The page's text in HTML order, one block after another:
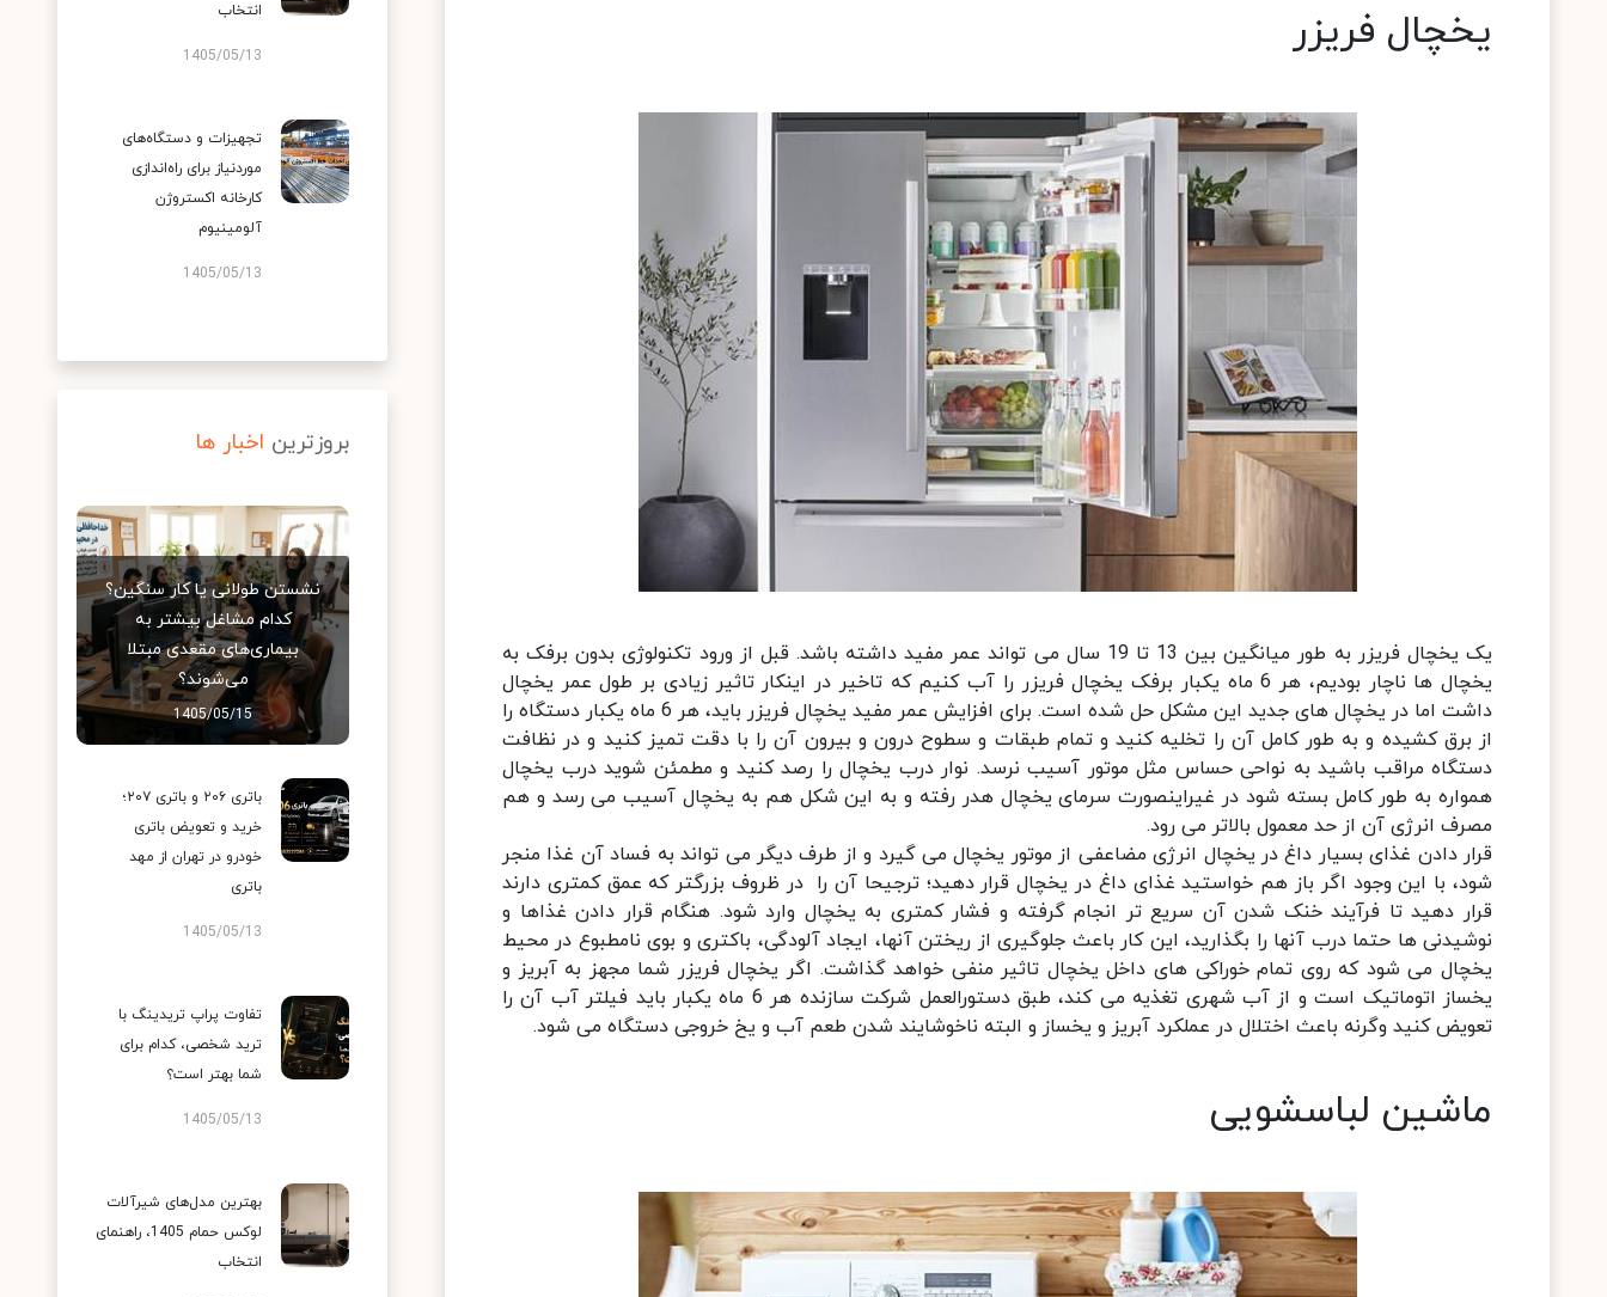
یخچال فریزر
یک یخچال فریزر به طور میانگین بین 13 تا 19 سال می تواند عمر مفید داشته باشد. قبل از ورود تکنولوژی بدون برفک به
یخچال ها ناچار بودیم، هر 6 ماه یکبار برفک یخچال فریزر را آب کنیم که تاخیر در اینکار تاثیر زیادی بر طول عمر یخچال
داشت اما در یخچال های جدید این مشکل حل شده است. برای افزایش عمر مفید یخچال فریزر باید، هر 6 ماه یکبار دستگاه را
از برق کشیده و به طور کامل آن را تخلیه کنید و تمام طبقات و سطوح درون و بیرون آن را با دقت تمیز کنید و در نظافت
دستگاه مراقب باشید به نواحی حساس مثل موتور آسیب نرسد. نوار درب یخچال را رصد کنید و مطمئن شوید درب یخچال
همواره به طور کامل بسته شود در غیراینصورت سرمای یخچال هدر رفته و به این شکل هم به یخچال آسیب می رسد و هم
مصرف انرژی آن از حد معمول بالاتر می رود.
قرار دادن غذای بسیار داغ در یخچال انرژی مضاعفی از موتور یخچال می گیرد و از طرف دیگر می تواند به فساد آن غذا منجر
شود، با این وجود اگر باز هم خواستید غذای داغ در یخچال قرار دهید؛ ترجیحا آن را در ظروف بزرگتر که عمق کمتری دارند
قرار دهید تا فرآیند خنک شدن آن سریع تر انجام گرفته و فشار کمتری به یخچال وارد شود. هنگام قرار دادن غذاها و
نوشیدنی ها حتما درب آنها را بگذارید، این کار باعث جلوگیری از ریختن آنها، ایجاد آلودگی، باکتری و بوی نامطبوع در محیط
یخچال می شود که روی تمام خوراکی های داخل یخچال تاثیر منفی خواهد گذاشت. اگر یخچال فریزر شما مجهز به آبریز و
یخساز اتوماتیک است و از آب شهری تغذیه می کند، طبق دستورالعمل شرکت سازنده هر 6 ماه یکبار باید فیلتر آب آن را
تعویض کنید وگرنه باعث اختلال در عملکرد آبریز و یخساز و البته ناخوشایند شدن طعم آب و یخ خروجی دستگاه می شود.
ماشین لباسشویی
انتخاب
1405/05/13
تجهیزات و دستگاه‌های
موردنیاز برای راه‌اندازی
کارخانه اکستروژن
آلومینیوم
1405/05/13
بروزترین اخبار ها
نشستن طولانی یا کار سنگین؟
کدام مشاغل بیشتر به
بیماری‌های مقعدی مبتلا
می‌شوند؟
1405/05/15
باتری ۲۰۶ و باتری ۲۰۷؛
خرید و تعویض باتری
خودرو در تهران از مهد
باتری
1405/05/13
تفاوت پراپ تریدینگ با
ترید شخصی، کدام برای
شما بهتر است؟
1405/05/13
بهترین مدل‌های شیرآلات
لوکس حمام 1405، راهنمای
انتخاب